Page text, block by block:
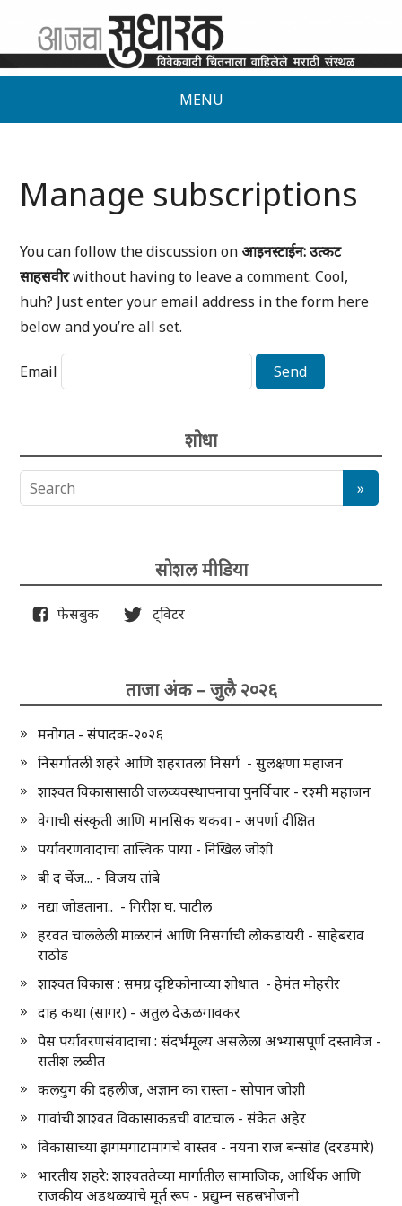
MENU
Manage subscriptions
You can follow the discussion on आइनस्टाईन: उत्कट
साहसवीरwithout having to leave a comment. Cool,
huh? Just enter your email address in the form here
below and you’re all set.
Email
शोधा
सोशल मीडिया
फेसबुक ट्विटर
ताजा अंक – जुलै २०२६
मनोगत - संपादक-२०२६
निसर्गातली शहरे आणि शहरातला निसर्ग - सुलक्षणा महाजन
शाश्वत विकासासाठी जलव्यवस्थापनाचा पुनर्विचार - रश्मी महाजन
वेगाची संस्कृती आणि मानसिक थकवा - अपर्णा दीक्षित
पर्यावरणवादाचा तात्त्विक पाया - निखिल जोशी
बी द चेंज... - विजय तांबे
नद्या जोडताना.. - गिरीश घ. पाटील
हरवत चाललेली माळरानं आणि निसर्गाची लोकडायरी - साहेबराव
राठोड
शाश्वत विकास : समग्र दृष्टिकोनाच्या शोधात - हेमंत मोहरीर
दाह कथा (सागर) - अतुल देऊळगावकर
पैस पर्यावरणसंवादाचा : संदर्भमूल्य असलेला अभ्यासपूर्ण दस्तावेज -
सतीश लळीत
कलयुग की दहलीज, अज्ञान का रास्ता - सोपान जोशी
गावांची शाश्वत विकासाकडची वाटचाल - संकेत अहेर
विकासाच्या झगमगाटामागचे वास्तव - नयना राज बन्सोड (दरडमारे)
भारतीय शहरे: शाश्वततेच्या मार्गातील सामाजिक, आर्थिक आणि
राजकीय अडथळ्यांचे मूर्त रूप - प्रद्युम्न सहस्रभोजनी